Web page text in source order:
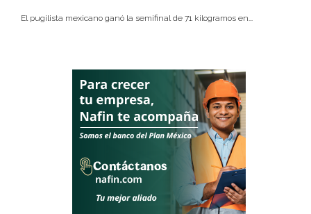
El pugilista mexicano ganó la semifinal de 71 kilogramos en...